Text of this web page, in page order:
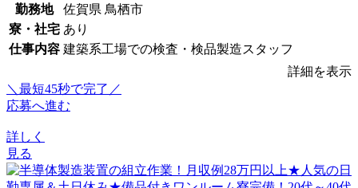
勤務地
佐賀県 鳥栖市
寮・社宅 あり
仕事内容 建築系工場での検査・検品製造スタッフ
詳細を表示
＼最短45秒で完了／
応募へ進む
詳しく
見る